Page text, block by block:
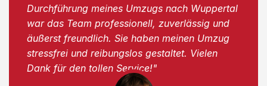
Durchführung meines Umzugs nach Wuppertal
war das Team professionell, zuverlässig und
äußerst freundlich. Sie haben meinen Umzug
stressfrei und reibungslos gestaltet. Vielen
Dank für den tollen Service!"